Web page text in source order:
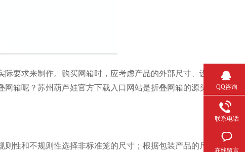
来制作。购买网箱时，应考虑产品的外部尺寸、设
网箱呢？苏州葫芦娃官方下载入口网站是折叠网箱的源头
规则性和不规则性选择非标准笼的尺寸；根据包装产品的尺
QQ咨询
联系电话
在线留言